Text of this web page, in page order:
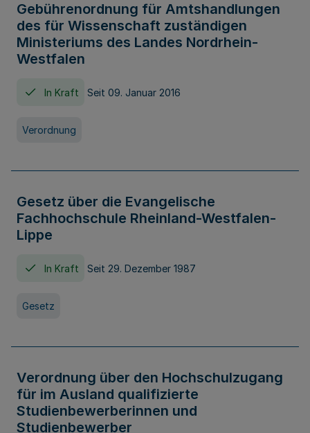
Gebührenordnung für Amtshandlungen
des für Wissenschaft zuständigen
Ministeriums des Landes Nordrhein-
Westfalen
In Kraft Seit 09. Januar 2016
Verordnung
Gesetz über die Evangelische
Fachhochschule Rheinland-Westfalen-
Lippe
In Kraft Seit 29. Dezember 1987
Gesetz
Verordnung über den Hochschulzugang
für im Ausland qualifizierte
Studienbewerberinnen und
Studienbewerber